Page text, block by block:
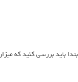
باید بررسی کنید که